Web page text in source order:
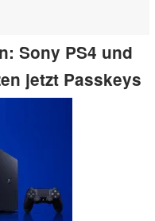
Sony PS4 und
jetzt Passkeys